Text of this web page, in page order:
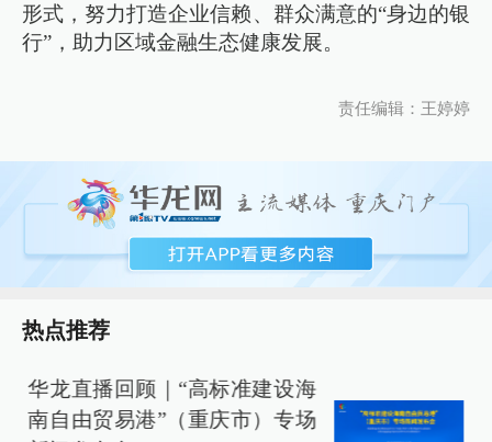
形式，努力打造企业信赖、群众满意的“身边的银
行”，助力区域金融生态健康发展。
责任编辑：王婷婷
热点推荐
华龙直播回顾｜“高标准建设海
南自由贸易港”（重庆市）专场